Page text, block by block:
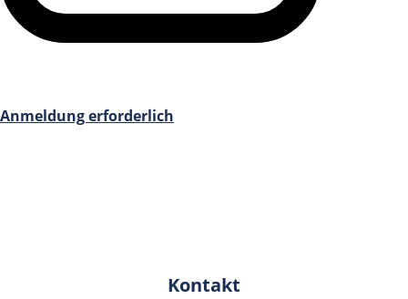
Anmeldung erforderlich
Kontakt